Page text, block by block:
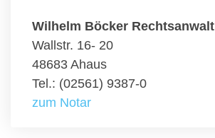
Wilhelm Böcker Rechtsanwalt
Wallstr. 16- 20
48683 Ahaus
Tel.: (02561) 9387-0
zum Notar